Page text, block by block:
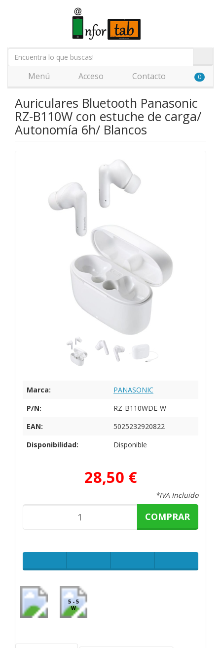
Menú Acceso Contacto 0
Auriculares Bluetooth Panasonic
RZ-B110W con estuche de carga/
Autonomía 6h/ Blancos
Marca:
PANASONIC
P/N:
RZ-B110WDE-W
EAN:
5025232920822
Disponibilidad:
Disponible
28,50 €
*IVA Incluido
COMPRAR
5 - 5
W